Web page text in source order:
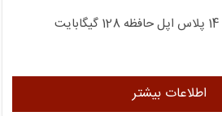
اطلاعات بیشتر